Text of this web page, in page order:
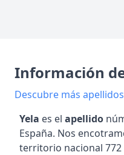
Información
Descubre más
Yela es el apellido
España. Nos
territorio nacional 772